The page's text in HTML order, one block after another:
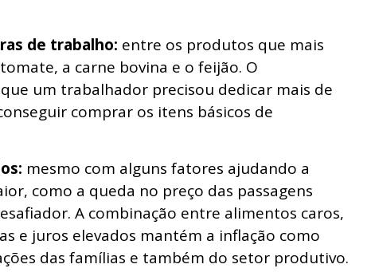
de trabalho: entre os produtos que mais
a carne bovina e o feijão. O
um trabalhador precisou dedicar mais de
comprar os itens básicos de
mesmo com alguns fatores ajudando a
como a queda no preço das passagens
A combinação entre alimentos caros,
e juros elevados mantém a inflação como
das famílias e também do setor produtivo.